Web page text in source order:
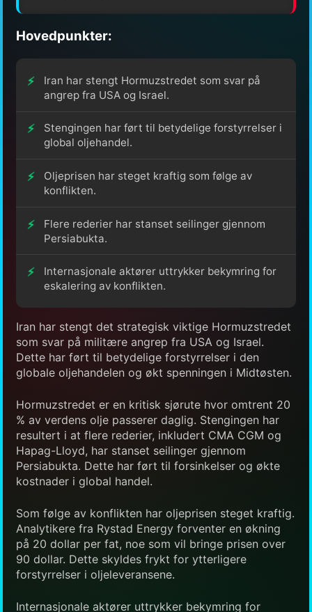
Hovedpunkter:
Iran har stengt Hormuzstredet som svar på
angrep fra USA og Israel.
Stengingen har ført til betydelige forstyrrelser i
global oljehandel.
Oljeprisen har steget kraftig som følge av
konflikten.
Flere rederier har stanset seilinger gjennom
Persiabukta.
Internasjonale aktører uttrykker bekymring for
eskalering av konflikten.
Iran har stengt det strategisk viktige Hormuzstredet
som svar på militære angrep fra USA og Israel.
Dette har ført til betydelige forstyrrelser i den
globale oljehandelen og økt spenningen i Midtøsten.
Hormuzstredet er en kritisk sjørute hvor omtrent 20
% av verdens olje passerer daglig. Stengingen har
resultert i at flere rederier, inkludert CMA CGM og
Hapag-Lloyd, har stanset seilinger gjennom
Persiabukta. Dette har ført til forsinkelser og økte
kostnader i global handel.
Som følge av konflikten har oljeprisen steget kraftig.
Analytikere fra Rystad Energy forventer en økning
på 20 dollar per fat, noe som vil bringe prisen over
90 dollar. Dette skyldes frykt for ytterligere
forstyrrelser i oljeleveransene.
Internasjonale aktører uttrykker bekymring for